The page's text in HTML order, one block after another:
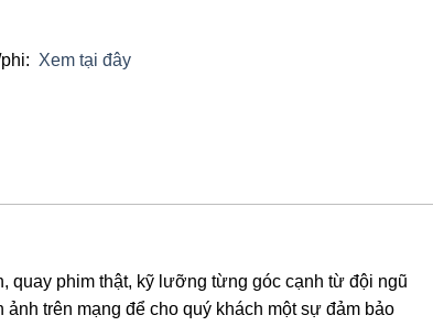
Xem tại đây
quay phim thật, kỹ lưỡng từng góc cạnh từ đội ngũ
trên mạng để cho quý khách một sự đảm bảo